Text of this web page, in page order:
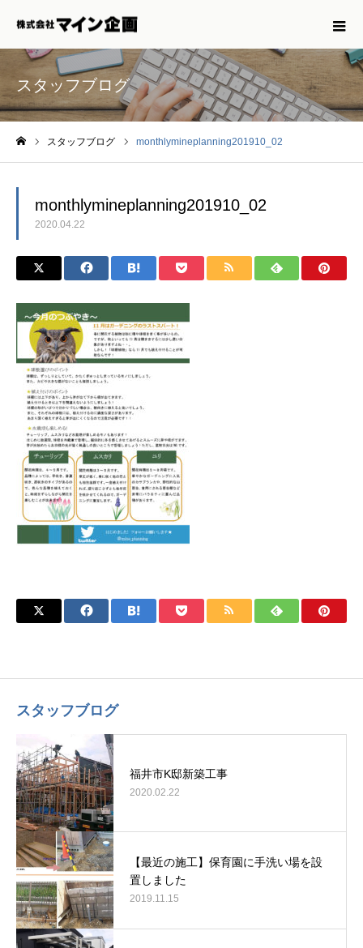
スタッフブログ
スタッフブログ monthlymineplanning201910_02
monthlymineplanning201910_02
2020.04.22
スタッフブログ
福井市K邸新築工事
2020.02.22
【最近の施工】保育園に手洗い場を設
置しました
2019.11.15